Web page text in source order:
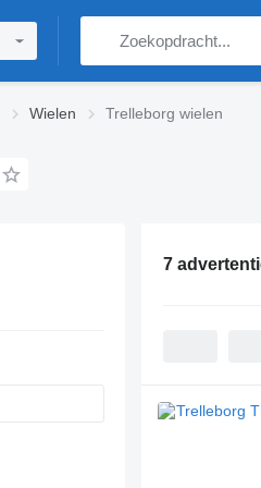
Wielen Trelleborg wielen
7